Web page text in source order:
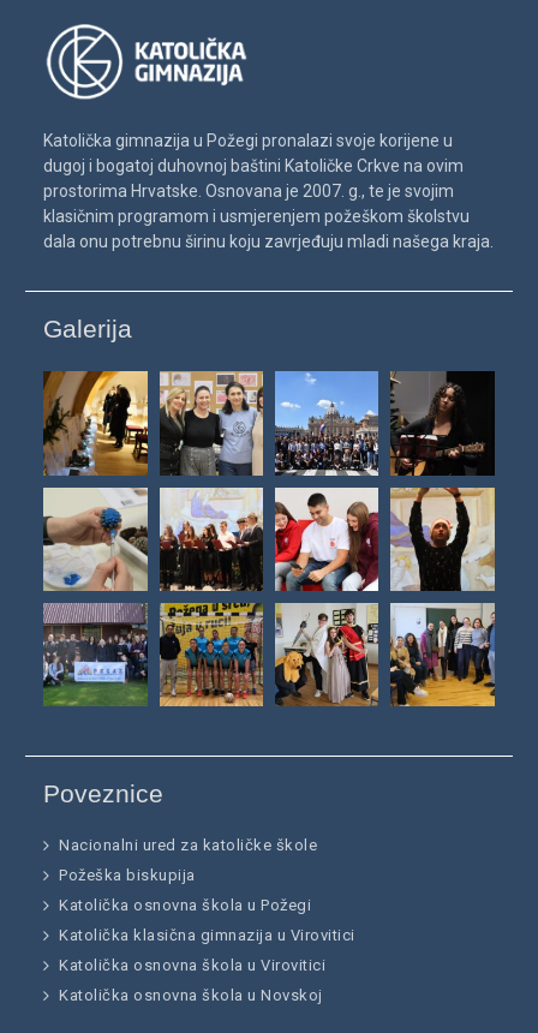
Katolička gimnazija u Požegi pronalazi svoje korijene u
dugoj i bogatoj duhovnoj baštini Katoličke Crkve na ovim
prostorima Hrvatske. Osnovana je 2007. g., te je svojim
klasičnim programom i usmjerenjem požeškom školstvu
dala onu potrebnu širinu koju zavrjeđuju mladi našega kraja.
Galerija
Poveznice
Nacionalni ured za katoličke škole
Požeška biskupija
Katolička osnovna škola u Požegi
Katolička klasična gimnazija u Virovitici
Katolička osnovna škola u Virovitici
Katolička osnovna škola u Novskoj